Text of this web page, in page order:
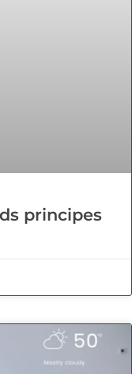
principes